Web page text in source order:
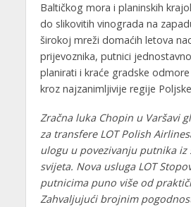
Baltičkog mora i planinskih
do slikovitih vinograda na
širokoj mreži domaćih letova
prijevoznika, putnici
planirati i kraće gradske
kroz najzanimljivije regije
Zračna luka Chopin u Varšavi
za transfere LOT Polish
ulogu u povezivanju putnika iz
svijeta. Nova usluga LOT
putnicima puno više od
Zahvaljujući brojnim